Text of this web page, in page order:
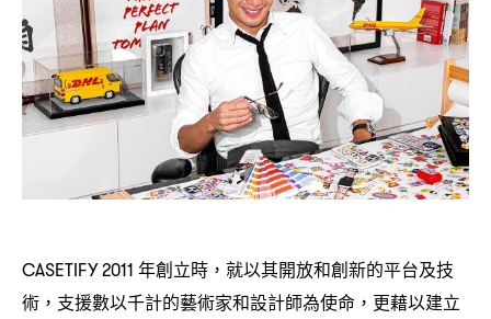
CASETIFY 2011 年創立時 ， 就以其開放和創新的平台及技
術 ， 支援數以千計的藝術家和設計師為使命 ， 更藉以建立